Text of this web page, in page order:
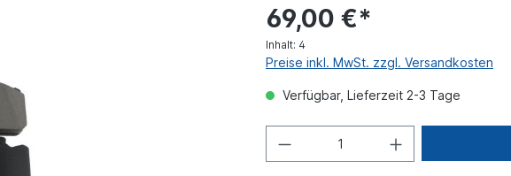
69,00 €*
Inhalt: 4
Preise inkl. MwSt. zzgl. Versandkosten
Verfügbar, Lieferzeit 2-3 Tage